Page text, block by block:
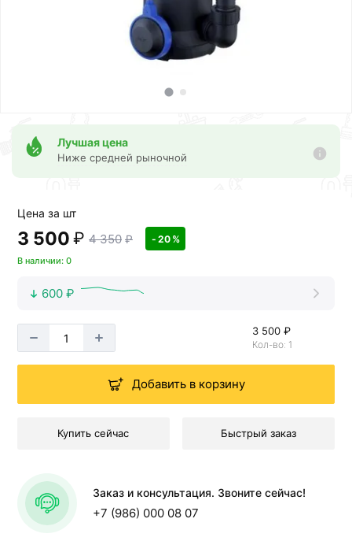
Лучшая цена
Ниже средней рыночной
Цена за шт
3 500 ₽ 4 350 ₽ - 20 %
В наличии: 0
600 ₽
3 500 ₽
Кол-во: 1
Добавить в корзину
Купить сейчас Быстрый заказ
Заказ и консультация. Звоните сейчас!
+7 (986) 000 08 07